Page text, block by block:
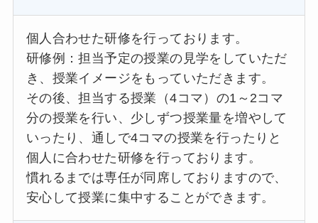
個人合わせた研修を行っております。
研修例：担当予定の授業の見学をしていただ
き、授業イメージをもっていただきます。
その後、担当する授業（4コマ）の1～2コマ
分の授業を行い、少しずつ授業量を増やして
いったり、通しで4コマの授業を行ったりと
個人に合わせた研修を行っております。
慣れるまでは専任が同席しておりますので、
安心して授業に集中することができます。